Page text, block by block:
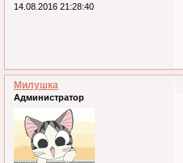
14.08.2016 21:28:40
Милушка
Администратор